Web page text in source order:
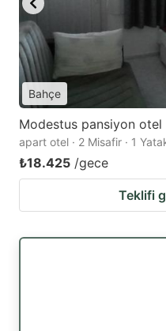
Bahçe
Modestus pansiyon otel
apart otel · 2 Misafir · 1
₺18.425 /gece
Teklifi